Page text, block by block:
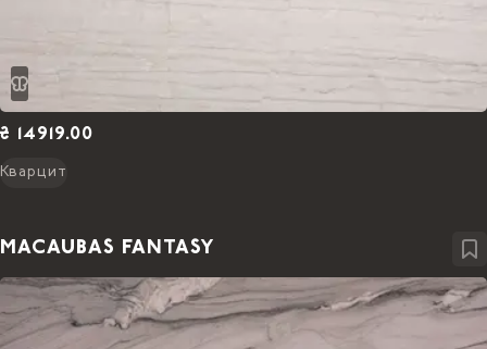
₴ 14919.00
Кварцит
MACAUBAS FANTASY